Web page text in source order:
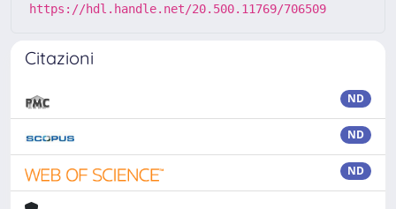
https://hdl.handle.net/20.500.11769/706509
Citazioni
ND
ND
ND